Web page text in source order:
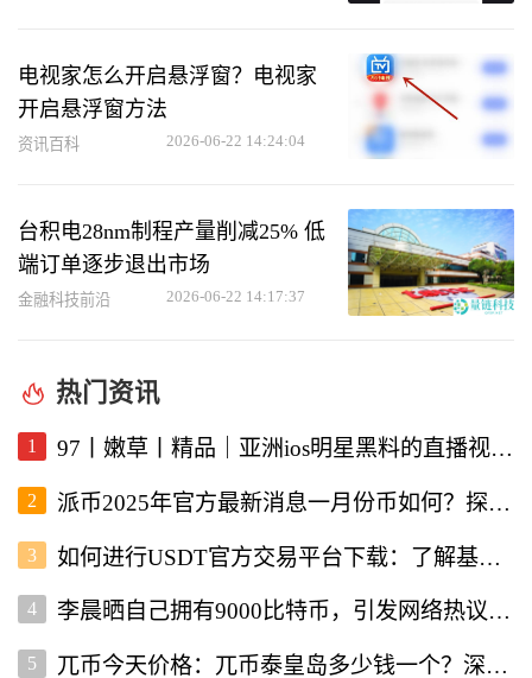
电视家怎么开启悬浮窗？电视家
开启悬浮窗方法
资讯百科 2026-06-22 14:24:04
台积电28nm制程产量削减25% 低
端订单逐步退出市场
金融科技前沿 2026-06-22 14:17:37
热门资讯
1 97丨嫩草丨精品｜亚洲ios明星黑料的直播视频软件深度解析
2 派币2025年官方最新消息一月份币如何？探讨未来发展与行情走势
3 如何进行USDT官方交易平台下载：了解基本流程与注意事项
4 李晨晒自己拥有9000比特币，引发网络热议与投资者关注
5 兀币今天价格：兀币泰皇岛多少钱一个？深入分析市场现状与未来走向